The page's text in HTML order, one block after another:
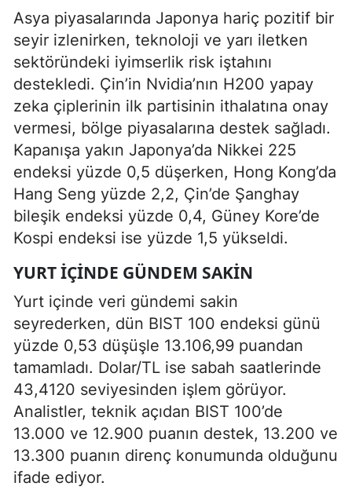
Asya piyasalarında Japonya hariç pozitif bir
seyir izlenirken, teknoloji ve yarı iletken
sektöründeki iyimserlik risk iştahını
destekledi. Çin’in Nvidia’nın H200 yapay
zeka çiplerinin ilk partisinin ithalatına onay
vermesi, bölge piyasalarına destek sağladı.
Kapanışa yakın Japonya’da Nikkei 225
endeksi yüzde 0,5 düşerken, Hong Kong’da
Hang Seng yüzde 2,2, Çin’de Şanghay
bileşik endeksi yüzde 0,4, Güney Kore’de
Kospi endeksi ise yüzde 1,5 yükseldi.
YURT IÇINDE GÜNDEM SAKIN
Yurt içinde veri gündemi sakin
seyrederken, dün BIST 100 endeksi günü
yüzde 0,53 düşüşle 13.106,99 puandan
tamamladı. Dolar/TL ise sabah saatlerinde
43,4120 seviyesinden işlem görüyor.
Analistler, teknik açıdan BIST 100’de
13.000 ve 12.900 puanın destek, 13.200 ve
13.300 puanın direnç konumunda olduğunu
ifade ediyor.